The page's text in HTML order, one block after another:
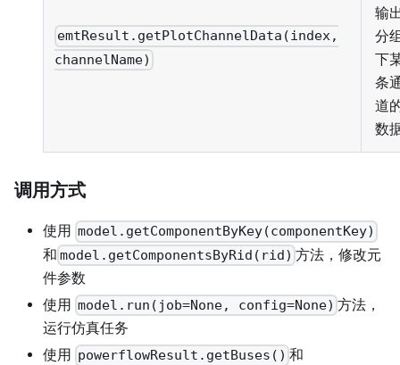
emtResult.getPlotChannelData(index,
channelName)
输
分
下
条
道
数
调用方式
使用 model.getComponentByKey(componentKey)
和 model.getComponentsByRid(rid) 方法，修改元
件参数
使用 model.run(job=None, config=None) 方法，
运行仿真任务
使用 powerflowResult.getBuses() 和